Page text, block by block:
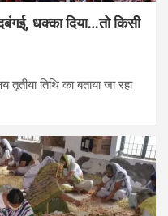
दबंगई, धक्का दिया…तो किसी
तृतीया तिथि का बताया जा रहा